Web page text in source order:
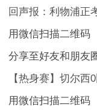
回声报：利物浦正
用微信扫描二维码
分享至好友和朋友
【热身赛】切尔
用微信扫描二维码